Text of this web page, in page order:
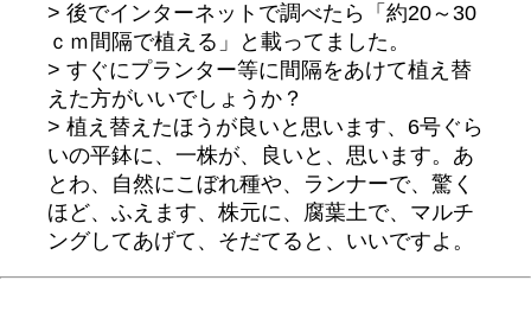
> 後でインターネットで調べたら「約20～30
ｃｍ間隔で植える」と載ってました。
> すぐにプランター等に間隔をあけて植え替
えた方がいいでしょうか？
> 植え替えたほうが良いと思います、6号ぐら
いの平鉢に、一株が、良いと、思います。あ
とわ、自然にこぼれ種や、ランナーで、驚く
ほど、ふえます、株元に、腐葉土で、マルチ
ングしてあげて、そだてると、いいですよ。